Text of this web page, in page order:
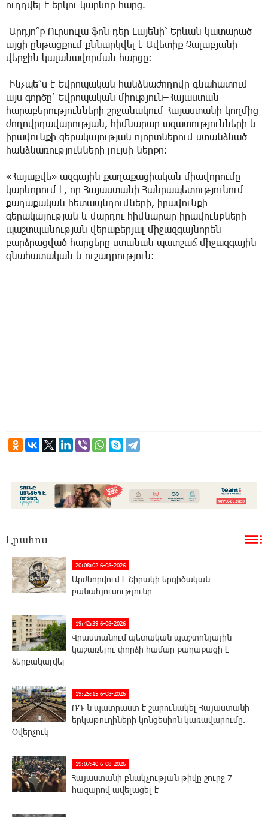
ուղղվել է երկու կարևոր հարց.
Արդյո՞ք Ուրսուլա ֆոն դեր Լայենի՝ Երևան կատարած
այցի ընթացքում քննարկվել է Ավետիք Չալաբյանի
վերջին կալանավորման հարցը։
Ինչպե՞ս է Եվրոպական հանձնաժողովը գնահատում
այս գործը՝ Եվրոպական միություն–Հայաստան
հարաբերությունների շրջանակում Հայաստանի կողմից
ժողովրդավարության, հիմնարար ազատությունների և
իրավունքի գերակայության ոլորտներում ստանձնած
հանձնառությունների լույսի ներքո։
«Հայաքվե» ազգային քաղաքացիական միավորումը
կարևորում է, որ Հայաստանի Հանրապետությունում
քաղաքական հետապնդումների, իրավունքի
գերակայության և մարդու հիմնարար իրավունքների
պաշտպանության վերաբերյալ միջազգայնորեն
բարձրացված հարցերը ստանան պատշաճ միջազգային
գնահատական և ուշադրություն։
Լրահոս
20:08:02 6-08-2026
Արժևորվում է Շիրակի երգիծական
բանահյուսությունը
19:42:39 6-08-2026
Վրաստանում պետական ​​պաշտոնյային
կաշառելու փորձի համար քաղաքացի է
ձերբակալվել
19:25:15 6-08-2026
ՌԴ-ն պատրաստ է շարունակել Հայաստանի
երկաթուղիների կոնցեսիոն կառավարումը.
Օվերչուկ
19:07:40 6-08-2026
Հայաստանի բնակչության թիվը շուրջ 7
հազարով ավելացել է